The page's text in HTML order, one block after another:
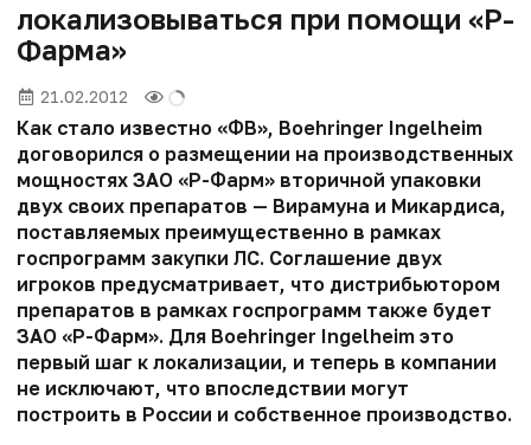
локализовываться при помощи «Р-
Фарма»
21.02.2012
Как стало известно «ФВ», Boehringer Ingelheim
договорился о размещении на производственных
мощностях ЗАО «Р-Фарм» вторичной упаковки
двух своих препаратов — Вирамуна и Микардиса,
поставляемых преимущественно в рамках
госпрограмм закупки ЛС. Соглашение двух
игроков предусматривает, что дистрибьютором
препаратов в рамках госпрограмм также будет
ЗАО «Р-Фарм». Для Boehringer Ingelheim это
первый шаг к локализации, и теперь в компании
не исключают, что впоследствии могут
построить в России и собственное производство.